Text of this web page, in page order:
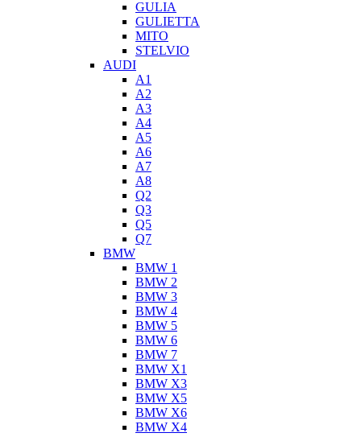
GULIA
GULIETTA
MITO
STELVIO
AUDI
A1
A2
A3
A4
A5
A6
A7
A8
Q2
Q3
Q5
Q7
BMW
BMW 1
BMW 2
BMW 3
BMW 4
BMW 5
BMW 6
BMW 7
BMW X1
BMW X3
BMW X5
BMW X6
BMW X4